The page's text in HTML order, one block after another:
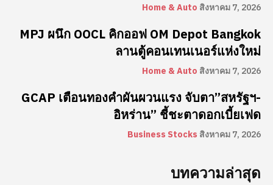
Home & Auto สิงหาคม 7, 2026
MPJ ผนึก OOCL คิกออฟ OM Depot Bangkok
ลานตู้คอนเทนเนอร์แห่งใหม่
Home & Auto สิงหาคม 7, 2026
GCAP เตือนทองคำผันผวนแรง จับตา”สหรัฐฯ-
อิหร่าน” ชี้ชะตาดอกเบี้ยเฟด
Business Stocks สิงหาคม 7, 2026
บทความล่าสุด